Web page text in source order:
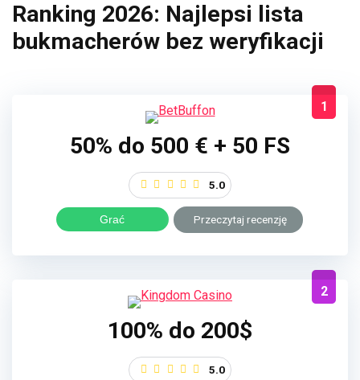
Ranking 2026: Najlepsi lista
bukmacherów bez weryfikacji
1
50% do 500 € + 50 FS
5.0
Grać Przeczytaj recenzję
2
100% do 200$
5.0